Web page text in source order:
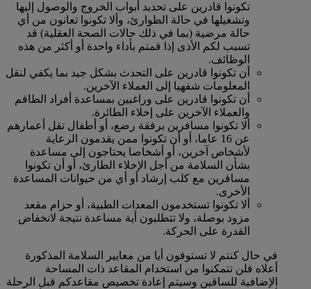
تكونوا قادرين على تحديد أبواب الخروج والوصول إليها
وتشغيلها في حالة الطوارئ، وألا تكونوا تعانون من أي
حالة مرضية (بما في ذلك حالات الصحة العقلية) قد
تسبب لكم الأذى إذا قمتم بأداء واحدة أو أكثر من هذه
الوظائف.
أن تكونوا قادرين على التحدث بشكل جيد بما يكفي لنقل
المعلومات شفهيا إلى العملاء الآخرين.
أن تكونوا قادرين على وراغبين بمساعدة أفراد الطاقم
والعملاء الآخرين على إخلاء الطائرة.
ألا تكونوا مسافرين برفقة رضع، أو أطفال تقل أعمارهم
عن 16 عاما، أو أن تكونوا ممن يقدمون الرعاية
لأشخاص آخرين، أو أشخاصا يحتاجون إلى مساعدة
بشأن السلامة من أجل الإخلاء الطارئ، أو أن تكونوا
مسافرين مع كلب إرشاد أو أي من حيوانات المساعدة
الأخرى.
ألا تكونوا تستخدمون المعدات الطبية، أو حزام مقعد
مزود بوصلة، ولا تتطلبون أية مساعدة نتيجة لانخفاض
القدرة على الحركة.
في حال كنتم لا تستوفون أيا من معايير السلامة المذكورة
أعلاه فلن تتمكنوا من استخدام المقاعد ذات المساحة
الإضافية للساقين وسيتم إعادة تخصيص مقاعدكم قبل الرحلة